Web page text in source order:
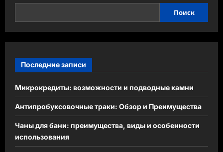
Поиск
Последние записи
Микрокредиты: возможности и подводные камни
Антипробуксовочные траки: Обзор и Преимущества
Чаны для бани: преимущества, виды и особенности
использования